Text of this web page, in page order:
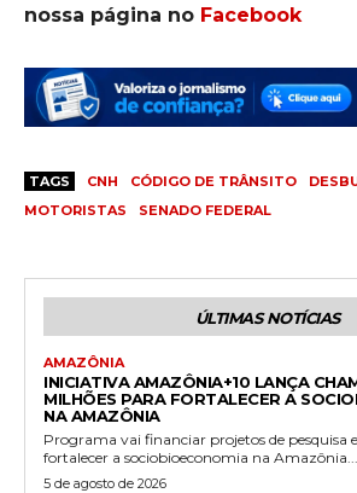
nossa página no Facebook
TAGS CNH CÓDIGO DE TRÂNSITO
MOTORISTAS
SENADO FEDERAL
ÚLTIMAS NOTÍCIAS
AMAZÔNIA
INICIATIVA AMAZÔNIA+10 LANÇA
MILHÕES PARA FORTALECER A
NA AMAZÔNIA
Programa vai financiar projetos de pesquisa
fortalecer a sociobioeconomia na Amazônia...
5 de agosto de 2026